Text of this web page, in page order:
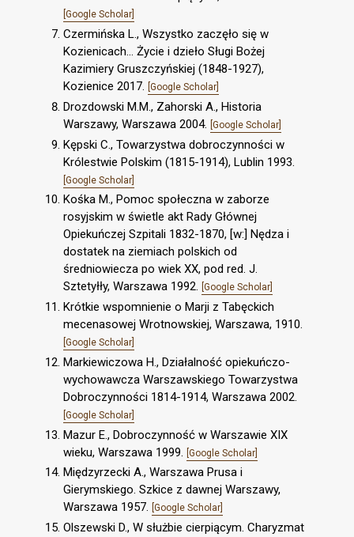
[Google Scholar]
Czermińska L., Wszystko zaczęło się w
Kozienicach… Życie i dzieło Sługi Bożej
Kazimiery Gruszczyńskiej (1848-1927),
Kozienice 2017. [Google Scholar]
Drozdowski M.M., Zahorski A., Historia
Warszawy, Warszawa 2004. [Google Scholar]
Kępski C., Towarzystwa dobroczynności w
Królestwie Polskim (1815-1914), Lublin 1993.
[Google Scholar]
Kośka M., Pomoc społeczna w zaborze
rosyjskim w świetle akt Rady Głównej
Opiekuńczej Szpitali 1832-1870, [w:] Nędza i
dostatek na ziemiach polskich od
średniowiecza po wiek XX, pod red. J.
Sztetyłły, Warszawa 1992. [Google Scholar]
Krótkie wspomnienie o Marji z Tabęckich
mecenasowej Wrotnowskiej, Warszawa, 1910.
[Google Scholar]
Markiewiczowa H., Działalność opiekuńczo-
wychowawcza Warszawskiego Towarzystwa
Dobroczynności 1814-1914, Warszawa 2002.
[Google Scholar]
Mazur E., Dobroczynność w Warszawie XIX
wieku, Warszawa 1999.
[Google Scholar]
Międzyrzecki A., Warszawa Prusa i
Gierymskiego. Szkice z dawnej Warszawy,
Warszawa 1957. [Google Scholar]
Olszewski D., W służbie cierpiącym. Charyzmat